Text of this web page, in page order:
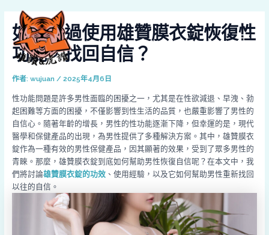
如何通過使用雄贊膜衣錠恢復性
功能，找回自信？
作者: wujuan / 2025年4月6日
性功能問題是許多男性面臨的困擾之一，尤其是在性欲減退、早洩、勃
起困難等方面的困擾，不僅影響到性生活的品質，也嚴重影響了男性的
自信心。隨著年齡的增長，男性的性功能逐漸下降，但幸運的是，現代
醫學和保健產品的出現，為男性提供了多種解決方案。其中，雄贊膜衣
錠作為一種有效的男性保健產品，因其顯著的效果，受到了眾多男性的
青睞。那麼，雄贊膜衣錠到底如何幫助男性恢復自信呢？在本文中，我
們將討論雄贊膜衣錠的功效、使用經驗，以及它如何幫助男性重新找回
以往的自信。
navigation